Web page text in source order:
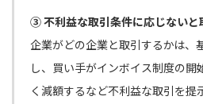
③ 不利益な取引条件に応じないと
企業がどの企業と取引するかは、
し、買い手がインボイス制度の開
く減額するなど不利益な取引を